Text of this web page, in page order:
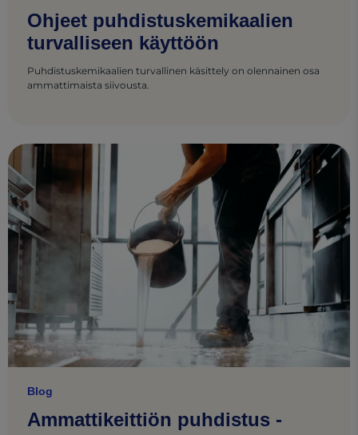
Ohjeet puhdistuskemikaalien
turvalliseen käyttöön
Puhdistuskemikaalien turvallinen käsittely on olennainen osa
ammattimaista siivousta.
Blog
Ammattikeittiön puhdistus -